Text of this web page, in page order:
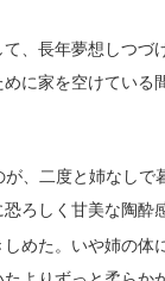
、長年夢想しつ
に家を空けてい
が、二度と姉なし
ろしく甘美な陶
しめた。いや姉の体